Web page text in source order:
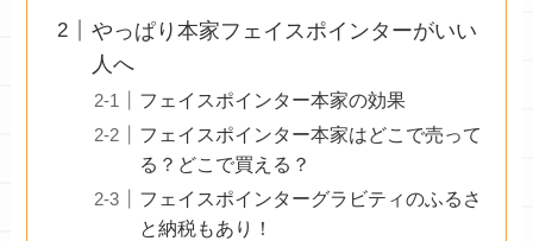
やっぱり本家フェイスポインターがいい
人へ
フェイスポインター本家の効果
フェイスポインター本家はどこで売って
る？どこで買える？
フェイスポインターグラビティのふるさ
と納税もあり！